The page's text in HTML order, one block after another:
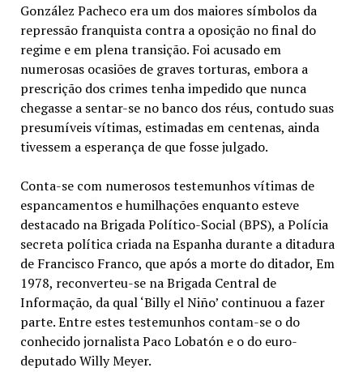
González Pacheco era um dos maiores símbolos da
repressão franquista contra a oposição no final do
regime e em plena transição. Foi acusado em
numerosas ocasiões de graves torturas, embora a
prescrição dos crimes tenha impedido que nunca
chegasse a sentar-se no banco dos réus, contudo suas
presumíveis vítimas, estimadas em centenas, ainda
tivessem a esperança de que fosse julgado.
Conta-se com numerosos testemunhos vítimas de
espancamentos e humilhações enquanto esteve
destacado na Brigada Político-Social (BPS), a Polícia
secreta política criada na Espanha durante a ditadura
de Francisco Franco, que após a morte do ditador, Em
1978, reconverteu-se na Brigada Central de
Informação, da qual ‘Billy el Niño’ continuou a fazer
parte. Entre estes testemunhos contam-se o do
conhecido jornalista Paco Lobatón e o do euro-
deputado Willy Meyer.